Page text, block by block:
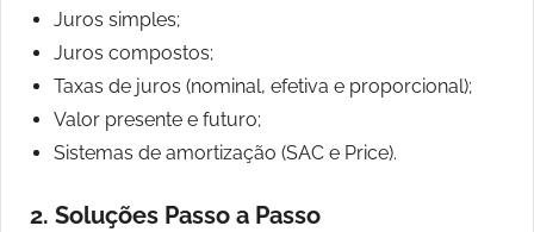
Juros simples;
Juros compostos;
Taxas de juros (nominal, efetiva e proporcional);
Valor presente e futuro;
Sistemas de amortização (SAC e Price).
2. Soluções Passo a Passo